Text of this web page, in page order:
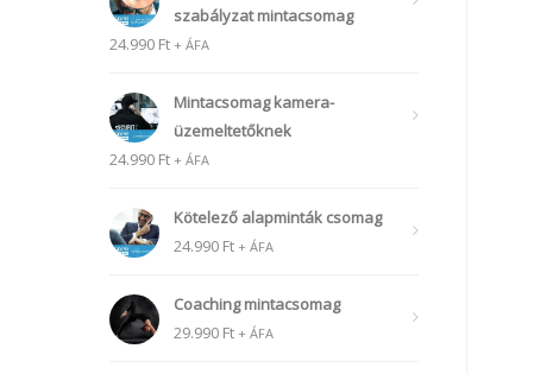
szabályzat mintacsomag
24.990 Ft + ÁFA
Mintacsomag kamera-
üzemeltetőknek
24.990 Ft + ÁFA
Kötelező alapminták csomag
24.990 Ft + ÁFA
Coaching mintacsomag
29.990 Ft + ÁFA